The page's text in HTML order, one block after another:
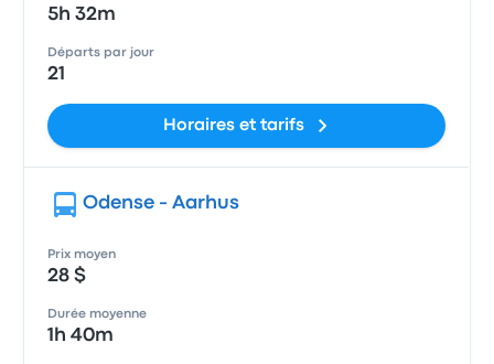
5h 32m
Départs par jour
21
Horaires et tarifs
Odense - Aarhus
Prix moyen
28 $
Durée moyenne
1h 40m